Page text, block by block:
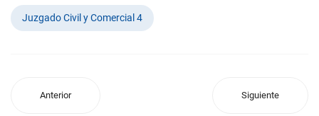
Juzgado Civil y Comercial 4
Anterior Siguiente